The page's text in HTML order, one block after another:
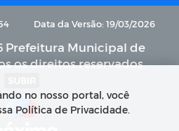
Data da Versão: 19/03/2026
Prefeitura Municipal de
os direitos reservados.
no nosso portal, você
Política de Privacidade.